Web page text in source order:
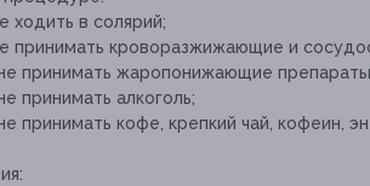
ходить в солярий;
принимать кроворазжижающие и
принимать жаропонижающие
принимать алкоголь;
принимать кофе, крепкий чай, кофеин,